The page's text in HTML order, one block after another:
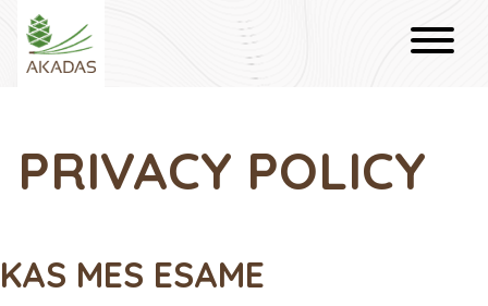
PRIVACY POLICY
KAS MES ESAME